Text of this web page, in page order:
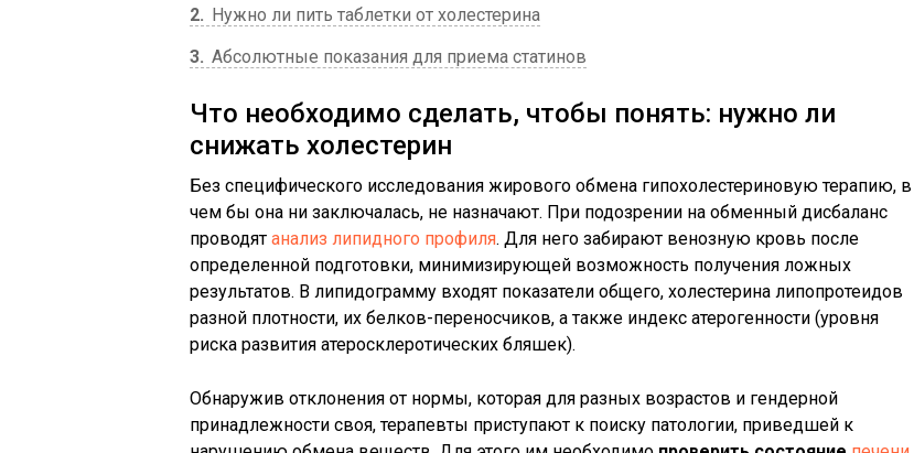
2
Нужно ли пить таблетки от холестерина
3 Абсолютные показания для приема статинов
Что необходимо сделать, чтобы понять: нужно ли
снижать холестерин
Без специфического исследования жирового обмена гипохолестериновую терапию, в
чем бы она ни заключалась, не назначают. При подозрении на обменный дисбаланс
проводят анализ липидного профиля. Для него забирают венозную кровь после
определенной подготовки, минимизирующей возможность получения ложных
результатов. В липидограмму входят показатели общего, холестерина липопротеидов
разной плотности, их белков-переносчиков, а также индекс атерогенности (уровня
риска развития атеросклеротических бляшек).
Обнаружив отклонения от нормы, которая для разных возрастов и гендерной
принадлежности своя, терапевты приступают к поиску патологии, приведшей к